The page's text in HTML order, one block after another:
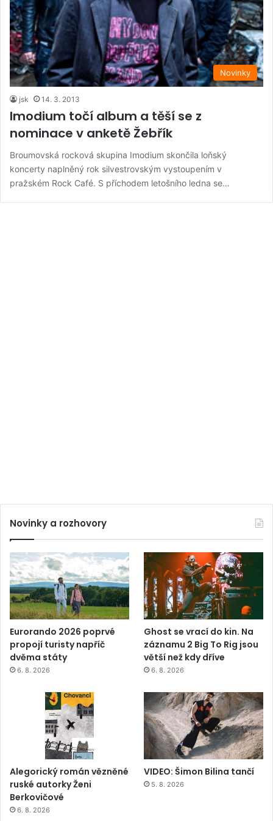
Novinky
jsk 14. 3. 2013
Imodium točí album a těší se z
nominace v anketě Žebřík
Broumovská rocková skupina Imodium skončila loňský
koncerty naplněný rok silvestrovským vystoupením v
pražském Rock Café. S příchodem letošního ledna se…
Novinky a rozhovory
Eurorando 2026 poprvé
propojí turisty napříč
dvěma státy
6. 8. 2026
Ghost se vrací do kin. Na
záznamu 2 Big To Rig jsou
větší než kdy dříve
6. 8. 2026
Alegorický román vězněné
ruské autorky Ženi
Berkovičové
6. 8. 2026
VIDEO: Šimon Bilina tančí
5. 8. 2026